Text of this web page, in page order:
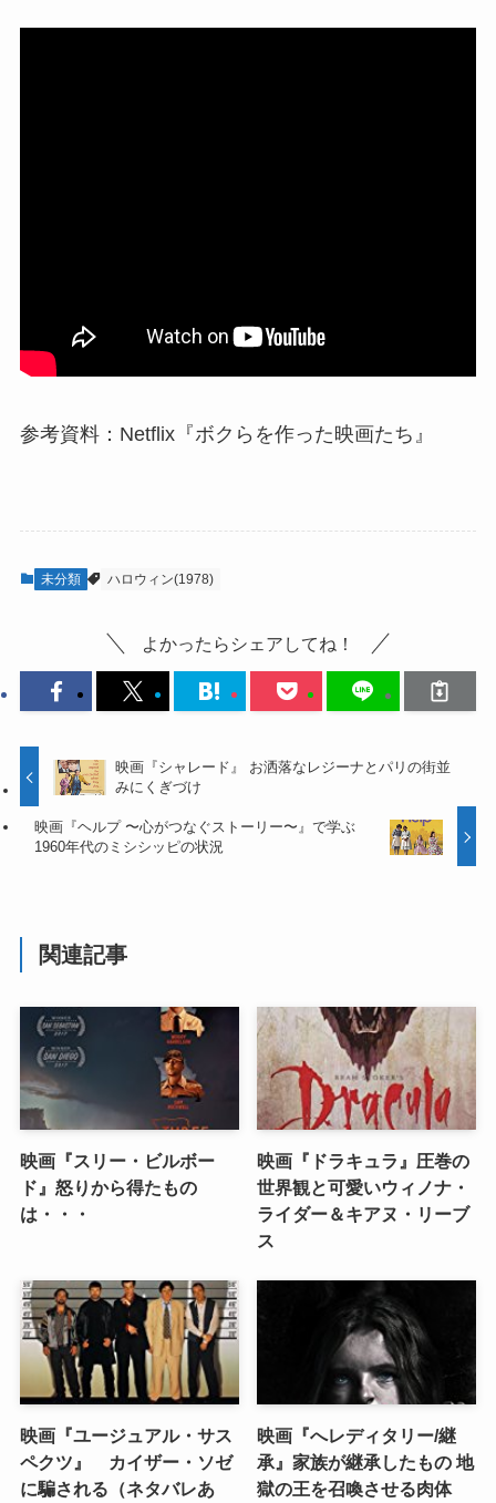
参考資料：Netflix『ボクらを作った映画たち』
未分類 ハロウィン(1978)
よかったらシェアしてね！
映画『シャレード』 お洒落なレジーナとパリの街並
みにくぎづけ
映画『ヘルプ 〜心がつなぐストーリー〜』で学ぶ
1960年代のミシシッピの状況
関連記事
映画『スリー・ビルボー
ド』怒りから得たもの
は・・・
映画『ドラキュラ』圧巻の
世界観と可愛いウィノナ・
ライダー＆キアヌ・リーブ
ス
映画『ユージュアル・サス
ペクツ』 カイザー・ソゼ
に騙される（ネタバレあ
映画『へレディタリー/継
承』家族が継承したもの 地
獄の王を召喚させる肉体